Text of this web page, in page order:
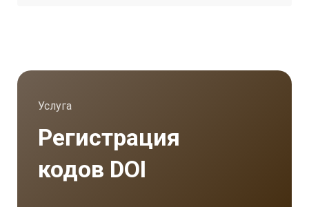
законодательству РФ;
Материал содержит призыв к
экстремизму, ущемляет или
дискриминирует различные
Услуга
Регистрация
кодов DOI